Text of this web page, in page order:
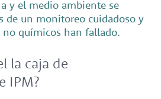
y el medio ambiente se
de un monitoreo cuidadoso y
químicos han fallado.
la caja de
IPM?